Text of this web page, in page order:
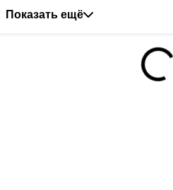
Показать ещё